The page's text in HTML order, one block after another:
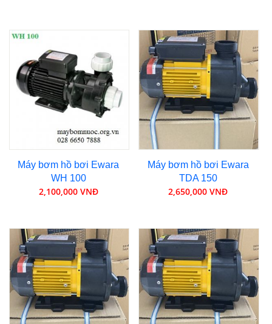
Máy bơm hồ bơi Ewara
WH 100
2,100,000 VNĐ
Máy bơm hồ bơi Ewara
TDA 150
2,650,000 VNĐ